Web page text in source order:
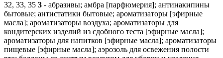
32, 33, 35 3 - абразивы; амбра [парфюмерия]; антинакипины
бытовые; антистатики бытовые; ароматизаторы [эфирные
масла]; ароматизаторы воздуха; ароматизаторы для
кондитерских изделий из сдобного теста [эфирные масла];
ароматизаторы для напитков [эфирные масла]; ароматизаторы
пищевые [эфирные масла]; аэрозоль для освежения полости